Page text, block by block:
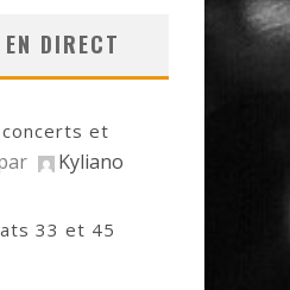
DIRECT
et
Kyliano
33 et 45